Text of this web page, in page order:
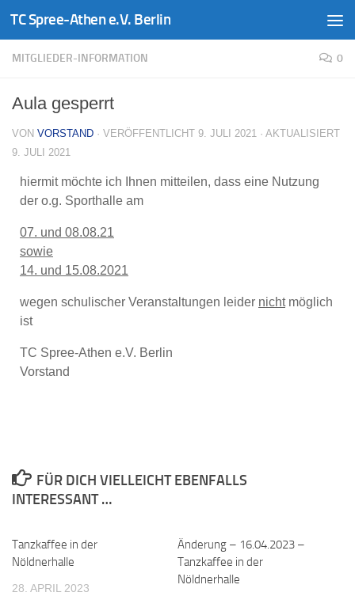
Zum Inhalt springen
TC Spree-Athen e.V. Berlin
MITGLIEDER-INFORMATION 0
Aula gesperrt
VON VORSTAND · VERÖFFENTLICHT 9. JULI 2021 · AKTUALISIERT
9. JULI 2021
hiermit möchte ich Ihnen mitteilen, dass eine Nutzung
der o.g. Sporthalle am
07. und 08.08.21
sowie
14. und 15.08.2021
wegen schulischer Veranstaltungen leider nichtmöglich
ist
TC Spree-Athen e.V. Berlin
Vorstand
FÜR DICH VIELLEICHT EBENFALLS
INTERESSANT …
Tanzkaffee in der
Nöldnerhalle
28. APRIL 2023
Änderung – 16.04.2023 –
Tanzkaffee in der
Nöldnerhalle